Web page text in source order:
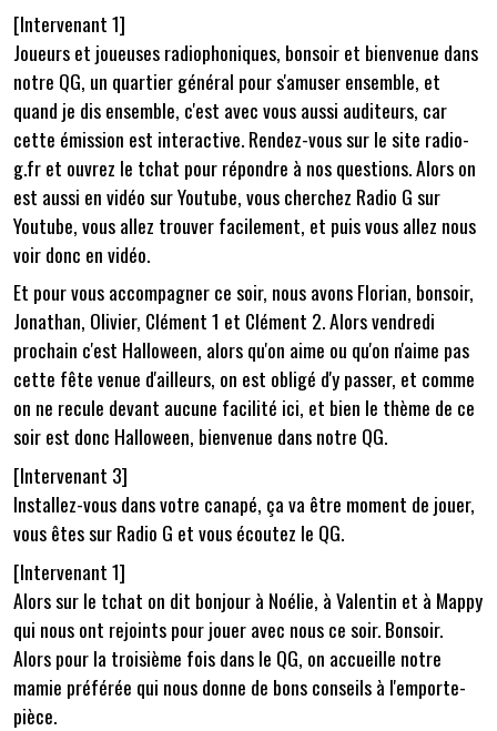
[Intervenant 1]
Joueurs et joueuses radiophoniques, bonsoir et bienvenue dans
notre QG, un quartier général pour s'amuser ensemble, et
quand je dis ensemble, c'est avec vous aussi auditeurs, car
cette émission est interactive. Rendez-vous sur le site radio-
g.fr et ouvrez le tchat pour répondre à nos questions. Alors on
est aussi en vidéo sur Youtube, vous cherchez Radio G sur
Youtube, vous allez trouver facilement, et puis vous allez nous
voir donc en vidéo.
Et pour vous accompagner ce soir, nous avons Florian, bonsoir,
Jonathan, Olivier, Clément 1 et Clément 2. Alors vendredi
prochain c'est Halloween, alors qu'on aime ou qu'on n'aime pas
cette fête venue d'ailleurs, on est obligé d'y passer, et comme
on ne recule devant aucune facilité ici, et bien le thème de ce
soir est donc Halloween, bienvenue dans notre QG.
[Intervenant 3]
Installez-vous dans votre canapé, ça va être moment de jouer,
vous êtes sur Radio G et vous écoutez le QG.
[Intervenant 1]
Alors sur le tchat on dit bonjour à Noélie, à Valentin et à Mappy
qui nous ont rejoints pour jouer avec nous ce soir. Bonsoir.
Alors pour la troisième fois dans le QG, on accueille notre
mamie préférée qui nous donne de bons conseils à l'emporte-
pièce.